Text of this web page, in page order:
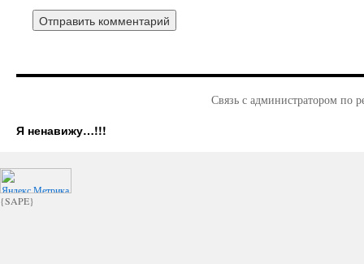
Связь с администратором по
Я ненавижу…!!!
{SAPE}